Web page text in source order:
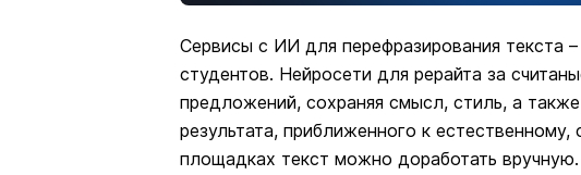
Сервисы с ИИ для перефразирования текста
студентов. Нейросети для рерайта за
предложений, сохраняя смысл, стиль, а
результата, приближенного к естественному,
площадках текст можно доработать